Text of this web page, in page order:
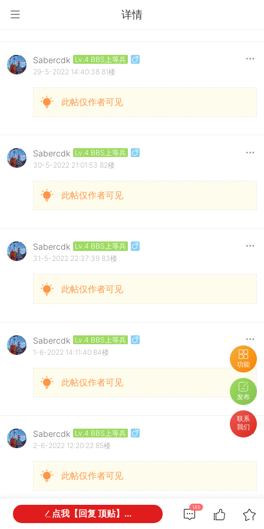
详情
功能
发布
联系
我们
Sabercdk Lv.4 BBS上等兵
29-5-2022 14:40:38 81楼
此帖仅作者可见
Sabercdk Lv.4 BBS上等兵
30-5-2022 21:01:53 82楼
此帖仅作者可见
Sabercdk Lv.4 BBS上等兵
31-5-2022 22:37:39 83楼
此帖仅作者可见
Sabercdk Lv.4 BBS上等兵
1-6-2022 14:11:40 84楼
此帖仅作者可见
Sabercdk Lv.4 BBS上等兵
2-6-2022 12:20:22 85楼
此帖仅作者可见
185
点我【回复 顶贴】...